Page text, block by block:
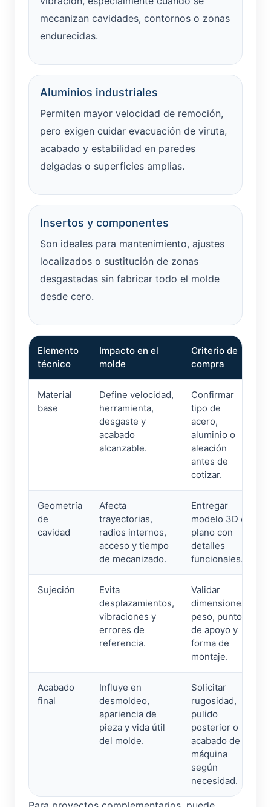
mecanizan cavidades, contornos o zonas
endurecidas.
Aluminios industriales
Permiten mayor velocidad de remoción,
pero exigen cuidar evacuación de viruta,
acabado y estabilidad en paredes
delgadas o superficies amplias.
Insertos y componentes
Son ideales para mantenimiento, ajustes
localizados o sustitución de zonas
desgastadas sin fabricar todo el molde
desde cero.
Elemento
técnico
Impacto en el
molde
Criterio de
compra
Material
base
Define velocidad,
herramienta,
desgaste y
acabado
alcanzable.
Confirmar
tipo de
acero,
aluminio o
aleación
antes de
cotizar.
Geometría
de
cavidad
Afecta
trayectorias,
radios internos,
acceso y tiempo
de mecanizado.
Entregar
modelo 3D o
plano con
detalles
funcionales.
Sujeción
Evita
desplazamientos,
vibraciones y
errores de
referencia.
Validar
dimensiones,
peso, puntos
de apoyo y
forma de
montaje.
Acabado
final
Influye en
desmoldeo,
apariencia de
pieza y vida útil
del molde.
Solicitar
rugosidad,
pulido
posterior o
acabado de
máquina
según
necesidad.